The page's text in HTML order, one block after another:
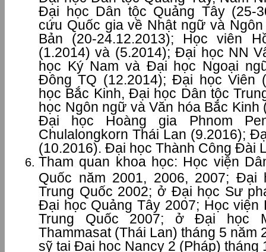
Đại học Dân tộc Quảng Tây (25-
cứu Quốc gia về Nhật ngữ và
Bản (20-24.12.2013); Học viên
(1.2014) và (5.2014); Đại học NN
học Ký Nam và Đại học Ngoại
Đông TQ (12.2014); Đại học Viên
học Bắc Kinh, Đại học Dân tộc
học Ngôn ngữ và Văn hóa Bắc Kinh
Đại học Hoàng gia Phnom
Chulalongkorn Thái Lan (9.2016);
(10.2016). Đại học Thành Công Đài
Tham quan khoa học: Học viện
Quốc năm 2001, 2006, 2007; Đại
Trung Quốc 2002; ở Đại học Sư
Đại học Quảng Tây 2007; Học viện
Trung Quốc 2007; ở Đại học
Thammasat (Thái Lan) tháng 5 năm
sỹ tại Đại học Nancy 2 (Pháp) tháng